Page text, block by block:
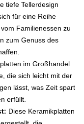
tiefe Tellerdesign
für eine Reihe
Familienessen zu
zum Genuss des
im Großhandel
die sich leicht mit der
lässt, was Zeit spart
erfüllt.
Diese Keramikplatten